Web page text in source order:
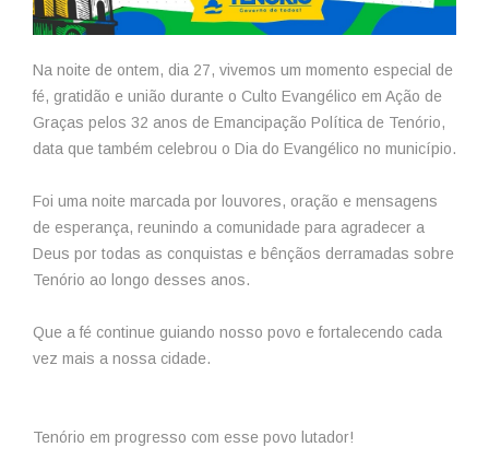
Na noite de ontem, dia 27, vivemos um momento especial de
fé, gratidão e união durante o Culto Evangélico em Ação de
Graças pelos 32 anos de Emancipação Política de Tenório,
data que também celebrou o Dia do Evangélico no município.
Foi uma noite marcada por louvores, oração e mensagens
de esperança, reunindo a comunidade para agradecer a
Deus por todas as conquistas e bênçãos derramadas sobre
Tenório ao longo desses anos.
Que a fé continue guiando nosso povo e fortalecendo cada
vez mais a nossa cidade.
Tenório em progresso com esse povo lutador!